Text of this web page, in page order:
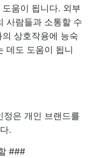
움이 됩니다. 외부
사람들과 소통할 수
상호작용에 능숙
데도 도움이 됩니
정은 개인 브랜드를
.
###